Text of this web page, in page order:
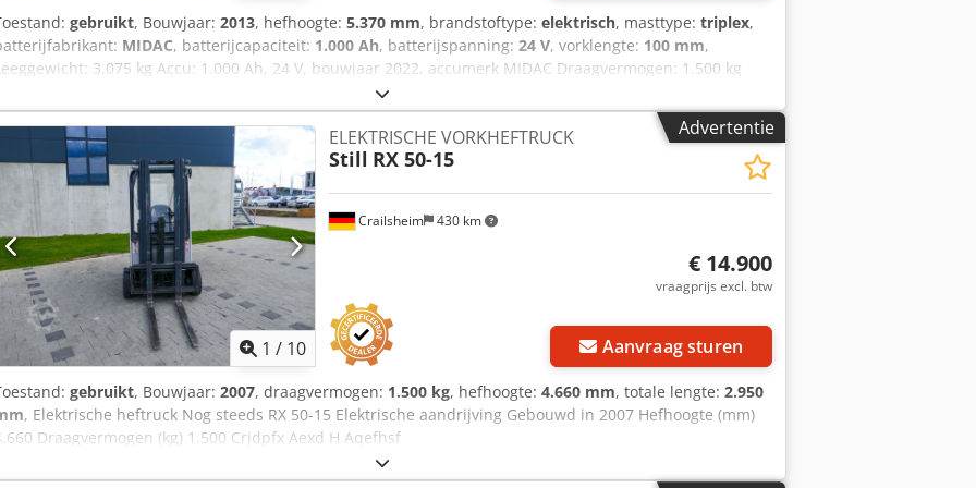
gebruikt, Bouwjaar: 2013, hefhoogte: 5.370 mm, brandstoftype: elektrisch, masttype: triplex,
MIDAC, batterijcapaciteit: 1.000 Ah, batterijspanning: 24 V, vorklengte: 100 mm,
3.075 kg Accu: 1.000 Ah, 24 V, bouwjaar 2022, accumerk MIDAC Draagvermogen: 1.500 kg
Neem contact op met Theo Lelie voor meer informatie. Cjdpfozlituex Afhsrf
Advertentie
1 / 10
Crailsheim 430 km
ELEKTRISCHE VORKHEFTRUCK
Still RX 50-15
€ 14.900
vraagprijs excl. btw
Aanvraag sturen
gebruikt, Bouwjaar: 2007, draagvermogen: 1.500 kg, hefhoogte: 4.660 mm, totale lengte: 2.950
, Elektrische heftruck Nog steeds RX 50-15 Elektrische aandrijving Gebouwd in 2007 Hefhoogte (mm)
Draagvermogen (kg) 1.500 Crjdpfx Aexd H Aqefhsf